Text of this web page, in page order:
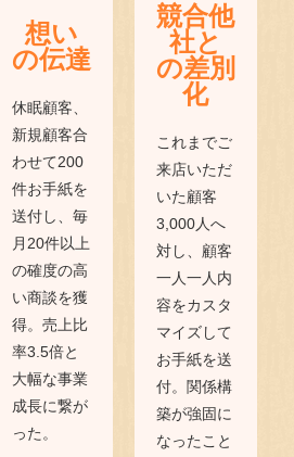
想い
の伝達
休眠顧客、
新規顧客合
わせて200
件お手紙を
送付し、毎
月20件以上
の確度の高
い商談を獲
得。売上比
率3.5倍と
大幅な事業
成長に繋が
った。
競合他
社と
の差別
化
これまでご
来店いただ
いた顧客
3,000人へ
対し、顧客
一人一人内
容をカスタ
マイズして
お手紙を送
付。関係構
築が強固に
なったこと